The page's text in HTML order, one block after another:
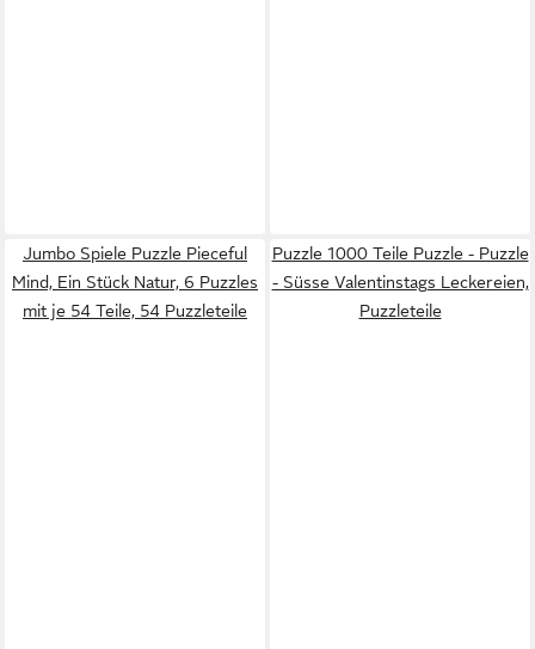
Jumbo Spiele Puzzle Pieceful
Mind, Ein Stück Natur, 6 Puzzles
mit je 54 Teile, 54 Puzzleteile
Puzzle 1000 Teile Puzzle - Puzzle
- Süsse Valentinstags Leckereien,
Puzzleteile